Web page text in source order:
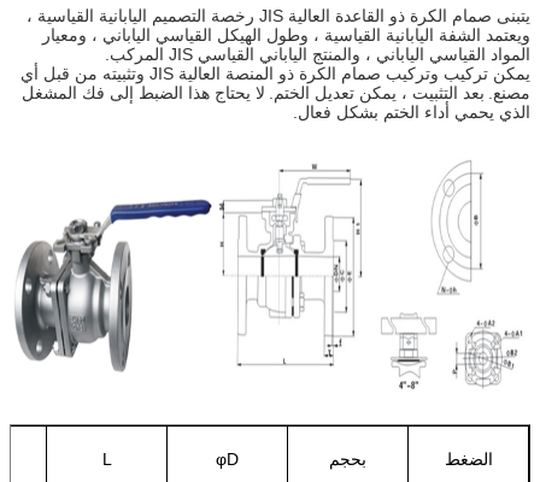
يتبنى صمام الكرة ذو القاعدة العالية JIS رخصة التصميم اليابانية القياسية ،
ويعتمد الشفة اليابانية القياسية ، وطول الهيكل القياسي الياباني ، ومعيار
المواد القياسي الياباني ، والمنتج الياباني القياسي JIS المركب.
يمكن تركيب وتركيب صمام الكرة ذو المنصة العالية JIS وتثبيته من قبل أي
مصنع. بعد التثبيت ، يمكن تعديل الختم.
لا يحتاج هذا الضبط إلى فك المشغل
الذي يحمي أداء الختم بشكل فعال.
الضغط بحجم φD
L